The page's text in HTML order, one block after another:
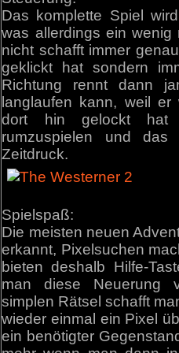
Das komplette Spiel
was allerdings ein
nicht schafft immer
geklickt hat sondern
Richtung rennt dann
langlaufen kann, weil er
dort hin gelockt
rumzuspielen und
Zeitdruck.
Spielspaß:
Die meisten neuen
erkannt, Pixelsuchen
bieten deshalb Hilfe-
man diese Neuerung
simplen Rätsel schafft
wieder einmal ein Pixel
ein benötigter